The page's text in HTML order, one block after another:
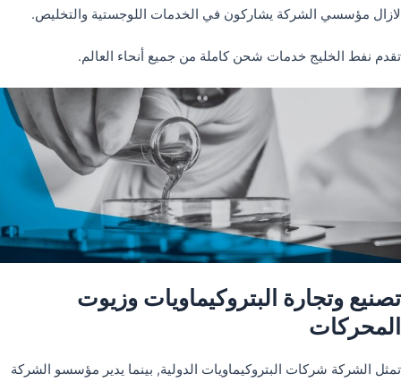
لازال مؤسسي الشركة يشاركون في الخدمات اللوجستية والتخليص.
تقدم نفط الخليج خدمات شحن كاملة من جميع أنحاء العالم.
تصنيع وتجارة البتروكيماويات وزيوت
المحركات
تمثل الشركة شركات البتروكيماويات الدولية, بينما يدير مؤسسو الشركة